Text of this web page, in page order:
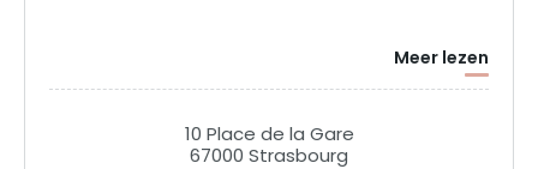
Meer lezen
10 Place de la Gare
67000 Strasbourg